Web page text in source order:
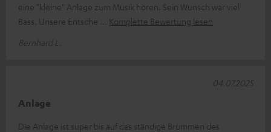
eine "kleine" Anlage zum Musik hören. Sein Wunsch war viel
Bass. Unsere Entsche
Komplette Bewertung lesen
Bernhard L.
Anlage
Die Anlage ist super bis auf das ständige Brummen des
04.07.2025